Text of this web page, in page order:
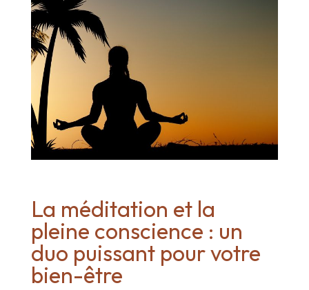
La méditation et la
pleine conscience : un
duo puissant pour votre
bien-être